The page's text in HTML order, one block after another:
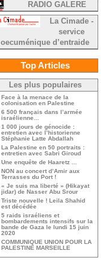
RADIO GALERE
La Cimade -
service
oecuménique d’entraide
Top Articles
Les plus populaires
Face à la menace de la
colonisation en Palestine
6 500 français dans l’armée
israélienne...
1 000 jours de génocide :
entretien avec l’historienne
Stéphanie Latte Abdallah
La Palestine en 50 portraits :
entretien avec Sabri Giroud
Une enquête de Haaretz ...
NON au concert d’Amir aux
Terrasses du Port !
« Je suis ma liberté » (Hikayat
jidar) de Nasser Abu Srour
Triste nouvelle ! Leila Shahid
est décédée
5 raids israéliens et
bombardements intensifs sur la
bande de Gaza le lundi 15 juin
2020
COMMUNIQUE UNION POUR LA
PALESTINE MARSEILLE